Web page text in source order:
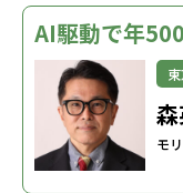
AI駆動で年
モ